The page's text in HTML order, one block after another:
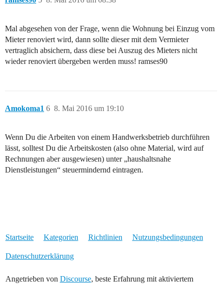
Mal abgesehen von der Frage, wenn die Wohnung bei Einzug vom
Mieter renoviert wird, dann sollte dieser mit dem Vermieter
vertraglich absichern, dass diese bei Auszug des Mieters nicht
wieder renoviert übergeben werden muss! ramses90
Amokoma1 8. Mai 2016 um 19:10
6
Wenn Du die Arbeiten von einem Handwerksbetrieb durchführen
lässt, solltest Du die Arbeitskosten (also ohne Material, wird auf
Rechnungen aber ausgewiesen) unter „haushaltsnahe
Dienstleistungen“ steuermindernd eintragen.
Startseite Kategorien Richtlinien Nutzungsbedingungen
Datenschutzerklärung
Angetrieben von Discourse, beste Erfahrung mit aktiviertem